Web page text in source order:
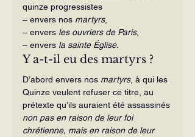
quinze progressistes
– envers nos martyrs,
– envers les ouvriers de Paris,
– envers la sainte Église.
Y a-t-il eu des martyrs ?
D’abord envers nos martyrs, à qui les
Quinze veulent refuser ce titre, au
prétexte qu’ils auraient été assassinés
non pas en raison de leur foi
chrétienne, mais en raison de leur